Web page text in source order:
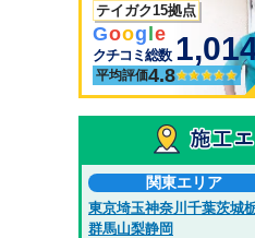
テイガク15拠点
Goog le
クチコミ総数
平均評価4.8
関東エリア
東京埼玉神奈川 千葉茨城
群馬山梨静岡